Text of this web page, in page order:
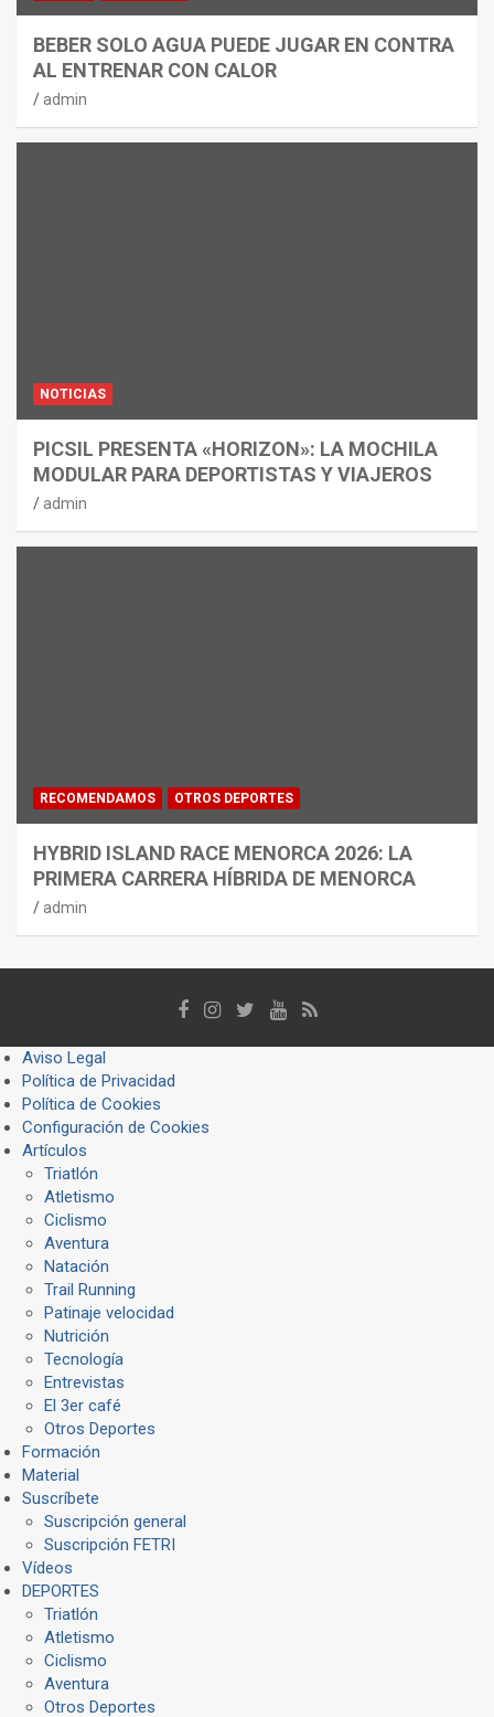
BEBER SOLO AGUA PUEDE JUGAR EN CONTRA
AL ENTRENAR CON CALOR
admin
NOTICIAS
PICSIL PRESENTA «HORIZON»: LA MOCHILA
MODULAR PARA DEPORTISTAS Y VIAJEROS
admin
RECOMENDAMOS OTROS DEPORTES
HYBRID ISLAND RACE MENORCA 2026: LA
PRIMERA CARRERA HÍBRIDA DE MENORCA
admin
Aviso Legal
Política de Privacidad
Política de Cookies
Configuración de Cookies
Artículos
Triatlón
Atletismo
Ciclismo
Aventura
Natación
Trail Running
Patinaje velocidad
Nutrición
Tecnología
Entrevistas
El 3er café
Otros Deportes
Formación
Material
Suscríbete
Suscripción general
Suscripción FETRI
Vídeos
DEPORTES
Triatlón
Atletismo
Ciclismo
Aventura
Otros Deportes